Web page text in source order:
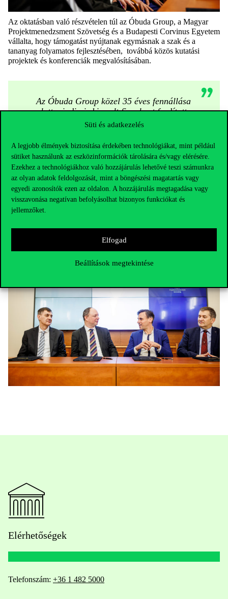
Süti és adatkezelés
A legjobb élmények biztosítása érdekében technológiákat, mint például
sütiket használunk az eszközinformációk tárolására és/vagy elérésére.
Ezekhez a technológiákhoz való hozzájárulás lehetővé teszi számunkra
az olyan adatok feldolgozását, mint a böngészési magatartás vagy
egyedi azonosítók ezen az oldalon. A hozzájárulás megtagadása vagy
visszavonása negatívan befolyásolhat bizonyos funkciókat és
jellemzőket.
Elfogad
Beállítások megtekintése
Az oktatásban való részvételen túl az Óbuda Group, a Magyar
Projektmenedzsment Szövetség és a Budapesti Corvinus Egyetem
vállalta, hogy támogatást nyújtanak egymásnak a szak és a
tananyag folyamatos fejlesztésében, továbbá közös kutatási
projektek és konferenciák megvalósításában.
Az Óbuda Group közel 35 éves fennállása
alatt mindig is kiemelt figyelmet fordított
a jövő generációjának képzésére és
számunkra a mostani stratégiai
együttműködés megszületése.
Bízunk
benne, hogy az évtizedek alatt nálunk
felhalmozódott tudás és tapasztalat ennek
erős alapja lesz!
Elérhetőségek
Telefonszám: +36 1 482 5000